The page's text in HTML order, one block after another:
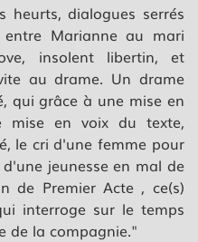
heurts, dialogues serrés
Marianne au mari
insolent libertin, et
au drame. Un drame
qui grâce à une mise en
mise en voix du texte,
le cri d'une femme pour
jeunesse en mal de
de Premier Acte , ce(s)
interroge sur le temps
de la compagnie."